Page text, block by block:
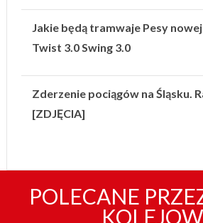
Jakie będą tramwaje Pesy
Twist 3.0 Swing 3.0
Zderzenie pociągów na Śląsku.
[ZDJĘCIA]
POLECANE